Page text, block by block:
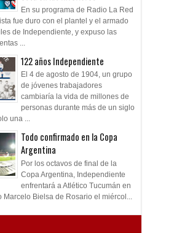
En su programa de Radio La Red
fue duro con el plantel y el armado
de Independiente, y expuso las
...
122 años Independiente
El 4 de agosto de 1904, un grupo
de jóvenes trabajadores
cambiaría la vida de millones de
personas durante más de un siglo
una ...
Todo confirmado en la Copa
Argentina
Por los octavos de final de la
Copa Argentina, Independiente
enfrentará a Atlético Tucumán en
Marcelo Bielsa de Rosario el miércol...